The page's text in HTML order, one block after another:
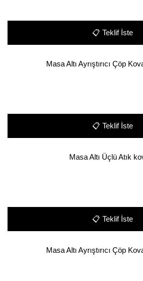
📋 Teklif İste
Masa Altı Ayrıştırıcı Çöp
📋 Teklif İste
Masa Altı Üçlü Atık
📋 Teklif İste
Masa Altı Ayrıştırıcı Çöp